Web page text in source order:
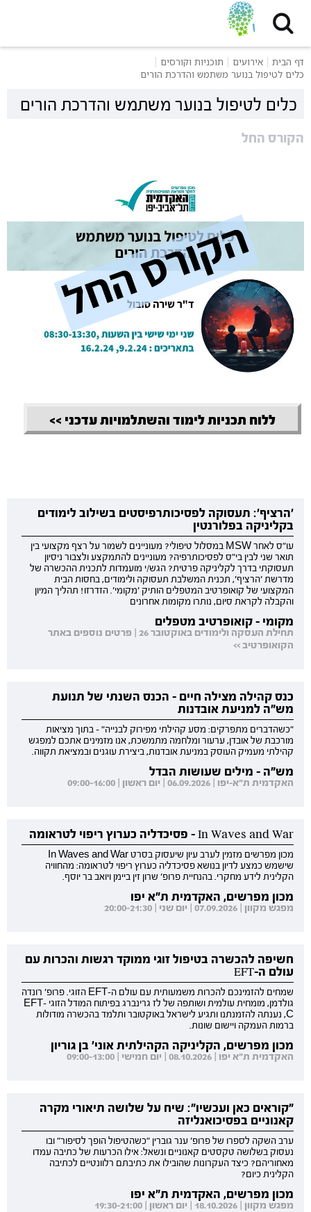
דף הבית אירועים
תוכניות וקורסים
כלים לטיפול בנוער משתמש והדרכת הורים
כלים לטיפול בנוער משתמש והדרכת הורים
הקורס החל
ללוח תכניות לימוד והשתלמויות עדכני >>
'הרציף': תעסוקה לפסיכותרפיסטים בשילוב לימודים
בקליניקה בפלורנטין
עו"ס לאחר MSW במסלול טיפולי? מעוניינים לשמור על רצף מקצועי בין
תואר שני לבין בי"ס לפסיכותרפיה? מעוניינים להתמקצע ולצבור ניסיון
תעסוקתי בדרך לקליניקה פרטית? הגש/י מועמדות לתכנית ההכשרה של
מדרשת 'הרציף', תכנית המשלבת תעסוקה ולימודים, בחסות הבית
המקצועי של קואופרטיב המטפלים הותיק 'מקומי'. הזדרזו! תהליך המיון
והקבלה לקראת סיום, נותרו מקומות אחרונים
מקומי - קואופרטיב מטפלים
תחילת העסקה ולימודים באוקטובר 26 | פרטים נוספים באתר
הקואופרטיב >>
כנס קהילה מצילה חיים - הכנס השנתי של תנועת
מש"ה למניעת אובדנות
"כשהדברים מתפרקים: מסע קהילתי מפירוק לבנייה" - בתוך מציאות
מורכבת של אובדן, ערעור ומלחמה מתמשכת, אנו מזמינים אתכם למפגש
קהילתי מעמיק העוסק במניעת אובדנות, ביצירת עוגנים ובמציאת תקווה.
מש"ה - מילים שעושות הבדל
האקדמית ת"א-יפו | 06.09.2026 | יום ראשון | 09:00-16:00
In Waves and War - פסיכדליה כערוץ ריפוי לטראומה
מכון מפרשים מזמין לערב עיון שיעסוק בסרט In Waves and War
שישמש כמצע לדיון בנושא פסיכדליה כערוץ ריפוי לטראומה: מהחוויה
הקלינית לידע מחקרי. בהנחיית פרופ' שרון זין ביימן ויואב בר יוסף.
מכון מפרשים, האקדמית ת"א יפו
מפגש מקוון | 07.09.2026 | יום שני | 20:00-21:30
חשיפה להכשרה בטיפול זוגי ממוקד רגשות והכרות עם
עולם ה-EFT
שמחים להזמינכם להכרות משמעותית עם עולם ה-EFT הזוגי. פרופ' רונדה
גולדמן, מומחית עולמית ושותפה של לז גרינברג בפיתוח המודל הזוגי EFT-
C, נענתה להזמנתנו ותגיע לישראל באוקטובר ותלמד בהכשרה מודולות
ברמות העמקה ויישום שונות.
מכון מפרשים, הקליניקה הקהילתית אוני' בן גוריון
האקדמית ת"א יפו | 08.10.2026 | יום חמישי | 09:00-13:00
"קוראים כאן ועכשיו": שיח על שלושה תיאורי מקרה
קאנוניים בפסיכואנליזה
ערב השקה לספרו של פרופ' ענר גוברין "כשהטיפול הופך לסיפור" ובו
נעסוק בשלושה טקסטים קאנוניים ונשאל: אילו הכרעות של כתיבה עמדו
מאחוריהם? כיצד העקרונות שהובילו את כתיבתם רלוונטיים לכתיבה
הקלינית כיום?
מכון מפרשים, האקדמית ת"א יפו
מפגש מקוון | 18.10.2026 | יום ראשון | 19:30-21:00